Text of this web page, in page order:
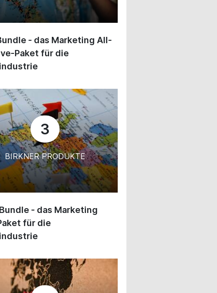
- das Marketing All-
Paket für die
3
BIRKNER PRODUKTE
- das Marketing
für die